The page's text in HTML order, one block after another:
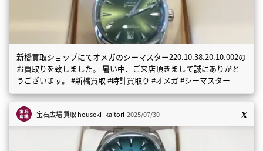
新橋買取ショップにてオメガのシーマスター220.10.38.20.10.002の
お買取りを致しました。 暑い中、ご来店頂きまして誠にありがと
うございます。 #新橋買取 #時計買取り #オメガ #シーマスター
宝石広場 買取houseki_kaitori 2025/07/30